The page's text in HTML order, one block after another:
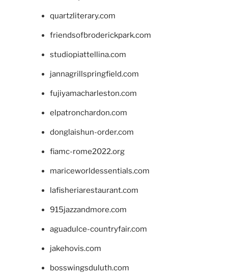
quartzliterary.com
friendsofbroderickpark.com
studiopiattellina.com
jannagrillspringfield.com
fujiyamacharleston.com
elpatronchardon.com
donglaishun-order.com
fiamc-rome2022.org
mariceworldessentials.com
lafisheriarestaurant.com
915jazzandmore.com
aguadulce-countryfair.com
jakehovis.com
bosswingsduluth.com